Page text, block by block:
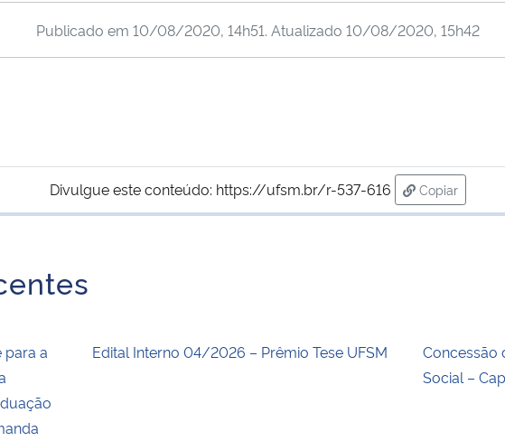
Publicado em 10/08/2020, 14h51. Atualizado 10/08/2020, 15h42
Divulgue este conteúdo: https://ufsm.br/r-537-616
Copiar
para área
para a
Edital Interno 04/2026 – Prêmio Tese UFSM
Concessão
Social –